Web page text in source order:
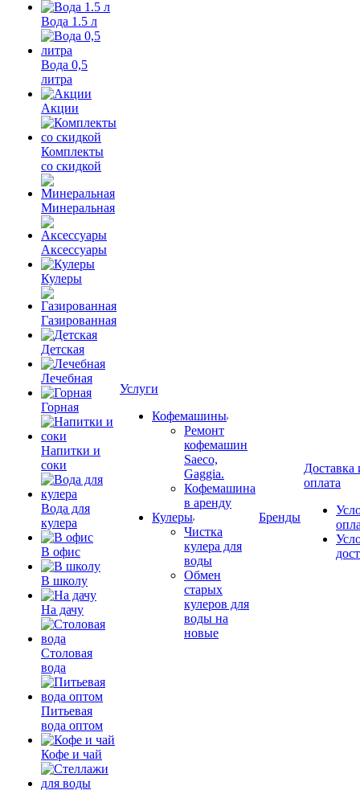
Вода 1.5 л
Вода 0,5
литра
Акции
Комплекты
со скидкой
Минеральная
Аксессуары
Кулеры
Газированная
Детская
Лечебная
Горная
Напитки и
соки
Вода для
кулера
В офис
В школу
На дачу
Столовая
вода
Питьевая
вода оптом
Кофе и чай
Услуги
Кофемашины
Ремонт
кофемашин
Saeco,
Gaggia.
Кофемашина
в аренду
Кулеры
Чистка
кулера для
воды
Обмен
старых
кулеров для
воды на
новые
Бренды
Доставка
оплата